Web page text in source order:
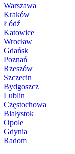
Warszawa
Kraków
Łódź
Katowice
Wrocław
Gdańsk
Poznań
Rzeszów
Szczecin
Bydgoszcz
Lublin
Częstochowa
Białystok
Opole
Gdynia
Radom